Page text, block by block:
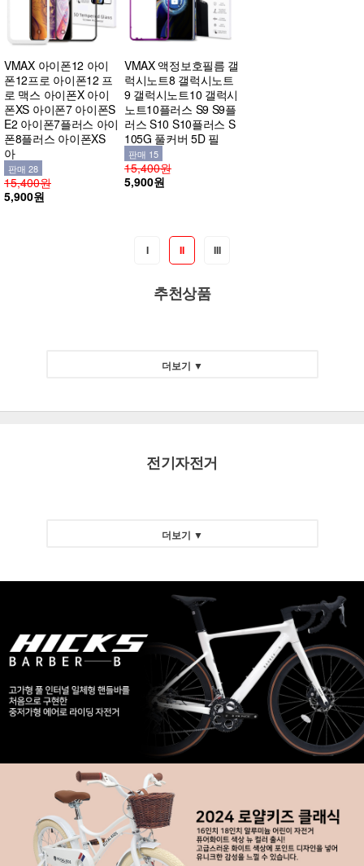
VMAX 아이폰12 아이
폰12프로 아이폰12 프
로 맥스 아이폰X 아이
폰XS 아이폰7 아이폰S
E2 아이폰7플러스 아이
폰8플러스 아이폰XS
아
판매 28
15,400원
5,900원
VMAX 액정보호필름 갤
럭시노트8 갤럭시노트
9 갤럭시노트10 갤럭시
노트10플러스 S9 S9플
러스 S10 S10플러스 S
105G 풀커버 5D 필
판매 15
15,400원
5,900원
I II III
추천상품
더보기 ▼
전기자전거
더보기 ▼